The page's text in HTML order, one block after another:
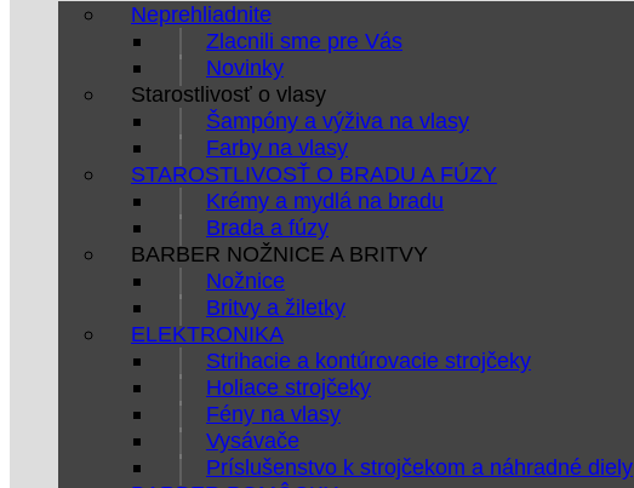
Neprehliadnite
Zlacnili sme pre Vás
Novinky
Starostlivosť o vlasy
Šampóny a výživa na vlasy
Farby na vlasy
STAROSTLIVOSŤ O BRADU A FÚZY
Krémy a mydlá na bradu
Brada a fúzy
BARBER NOŽNICE A BRITVY
Nožnice
Britvy a žiletky
ELEKTRONIKA
Strihacie a kontúrovacie strojčeky
Holiace strojčeky
Fény na vlasy
Vysávače
Príslušenstvo k strojčekom a náhradné diely